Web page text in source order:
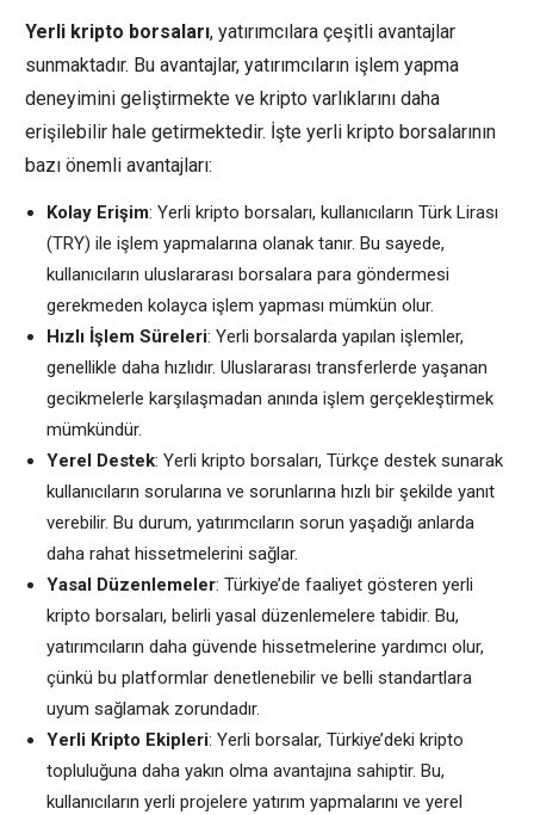
Yerli kripto borsaları, yatırımcılara çeşitli avantajlar
sunmaktadır. Bu avantajlar, yatırımcıların işlem yapma
deneyimini geliştirmekte ve kripto varlıklarını daha
erişilebilir hale getirmektedir. İşte yerli kripto borsalarının
bazı önemli avantajları:
Kolay Erişim: Yerli kripto borsaları, kullanıcıların Türk Lirası
(TRY) ile işlem yapmalarına olanak tanır. Bu sayede,
kullanıcıların uluslararası borsalara para göndermesi
gerekmeden kolayca işlem yapması mümkün olur.
Hızlı İşlem Süreleri: Yerli borsalarda yapılan işlemler,
genellikle daha hızlıdır. Uluslararası transferlerde yaşanan
gecikmelerle karşılaşmadan anında işlem gerçekleştirmek
mümkündür.
Yerel Destek: Yerli kripto borsaları, Türkçe destek sunarak
kullanıcıların sorularına ve sorunlarına hızlı bir şekilde yanıt
verebilir. Bu durum, yatırımcıların sorun yaşadığı anlarda
daha rahat hissetmelerini sağlar.
Yasal Düzenlemeler: Türkiye’de faaliyet gösteren yerli
kripto borsaları, belirli yasal düzenlemelere tabidir. Bu,
yatırımcıların daha güvende hissetmelerine yardımcı olur,
çünkü bu platformlar denetlenebilir ve belli standartlara
uyum sağlamak zorundadır.
Yerli Kripto Ekipleri: Yerli borsalar, Türkiye’deki kripto
topluluğuna daha yakın olma avantajına sahiptir. Bu,
kullanıcıların yerli projelere yatırım yapmalarını ve yerel